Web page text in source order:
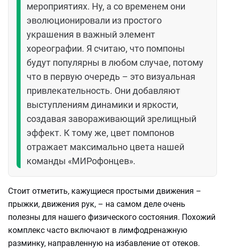
мероприятиях. Ну, а со временем они
эволюционировали из простого
украшения в важный элемент
хореографии. Я считаю, что помпоны
будут популярны в любом случае, потому
что в первую очередь – это визуальная
привлекательность. Они добавляют
выступлениям динамики и яркости,
создавая завораживающий зрелищный
эффект. К тому же, цвет помпонов
отражает максимально цвета нашей
команды «МИРофонцев».
Стоит отметить, кажущиеся простыми движения –
прыжки, движения рук, – на самом деле очень
полезны для нашего физического состояния. Похожий
комплекс часто включают в лимфодренажную
разминку, направленную на избавление от отеков.